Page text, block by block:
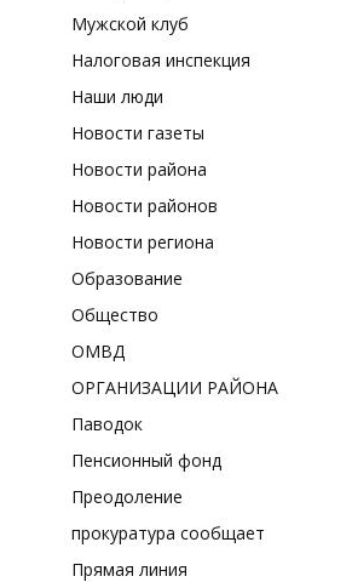
Мужской клуб
Налоговая инспекция
Наши люди
Новости газеты
Новости района
Новости районов
Новости региона
Образование
Общество
ОМВД
ОРГАНИЗАЦИИ РАЙОНА
Паводок
Пенсионный фонд
Преодоление
прокуратура сообщает
Прямая линия